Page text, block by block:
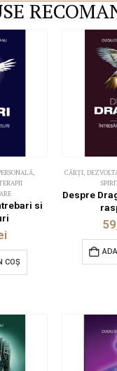
,
si
COȘ
CĂRȚI,
Despre